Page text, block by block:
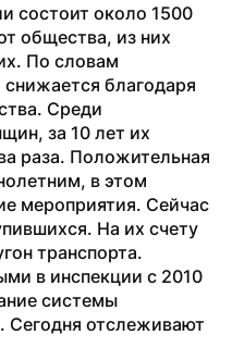
состоит около 1500
общества, из них
По словам
благодаря
Среди
за 10 лет их
раза. Положительная
в этом
мероприятия. Сейчас
На их счету
транспорта.
в инспекции с 2010
системы
Сегодня отслеживают